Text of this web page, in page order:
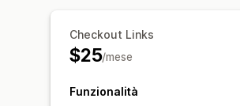
Checkout Links
$25/mese
Funzionalità